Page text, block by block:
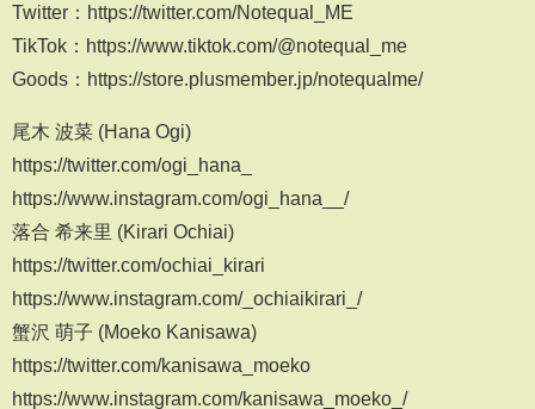
Twitter：https://twitter.com/Notequal_ME
TikTok：https://www.tiktok.com/@notequal_me
Goods：https://store.plusmember.jp/notequalme/
尾木 波菜 (Hana Ogi)
https://twitter.com/ogi_hana_
https://www.instagram.com/ogi_hana__/
落合 希来里 (Kirari Ochiai)
https://twitter.com/ochiai_kirari
https://www.instagram.com/_ochiaikirari_/
蟹沢 萌子 (Moeko Kanisawa)
https://twitter.com/kanisawa_moeko
https://www.instagram.com/kanisawa_moeko_/